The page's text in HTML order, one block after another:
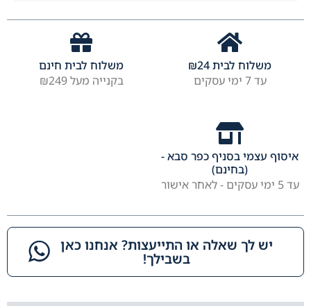
משלוח לבית ₪24
עד 7 ימי עסקים
משלוח לבית חינם
בקנייה מעל ₪249
איסוף עצמי בסניף כפר סבא -
(בחינם)
עד 5 ימי עסקים - לאחר אישור
יש לך שאלה או התייעצות? אנחנו כאן
בשבילך!​